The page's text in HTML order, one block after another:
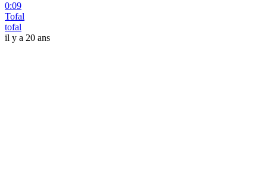
0:09
Tofal
tofal
il y a 20 ans